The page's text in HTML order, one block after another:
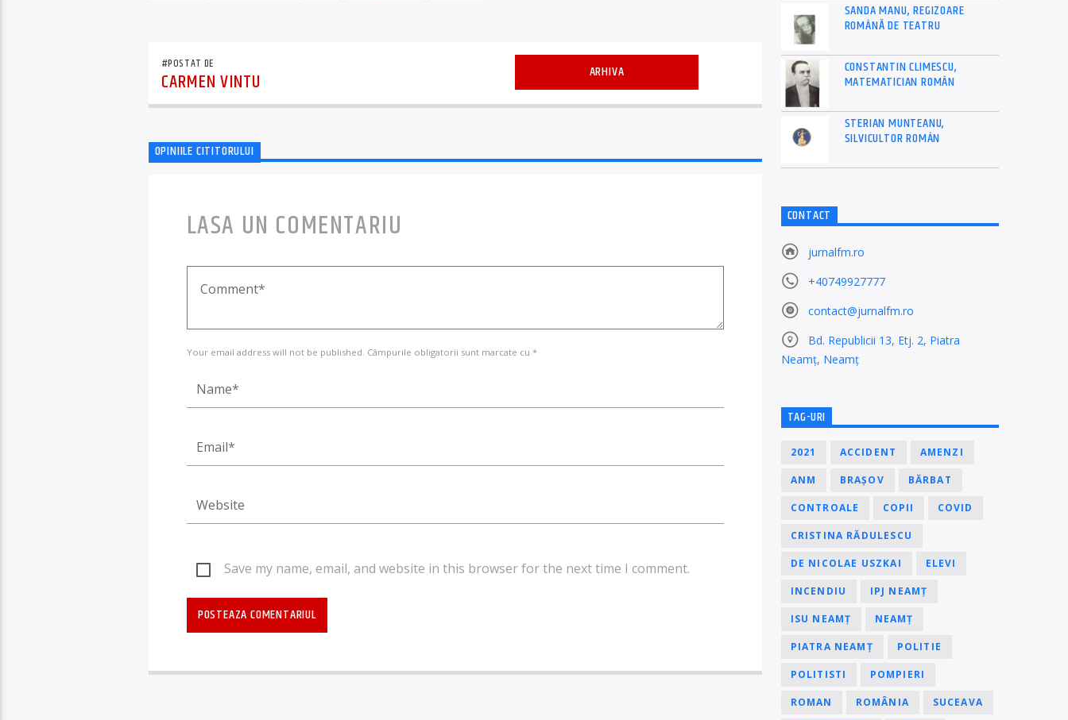
#POSTAT DE
CARMEN VINTU ARHIVA
OPINIILE CITITORULUI
LASA UN COMENTARIU
Your email address will not be published. Câmpurile obligatorii sunt marcate cu *
Save my name, email, and website in this browser for the next time I comment.
SANDA MANU, REGIZOARE
ROMÂNĂ DE TEATRU
CONSTANTIN CLIMESCU,
MATEMATICIAN ROMÂN
STERIAN MUNTEANU,
SILVICULTOR ROMÂN
CONTACT
jurnalfm.ro
+40749927777
contact@jurnalfm.ro
Bd. Republicii 13, Etj. 2, Piatra
Neamț, Neamț
TAG-URI
2021 ACCIDENT AMENZI
ANM BRAȘOV BĂRBAT
CONTROALE COPII COVID
CRISTINA RĂDULESCU
DE NICOLAE USZKAI ELEVI
INCENDIU IPJ NEAMȚ
ISU NEAMȚ NEAMȚ
PIATRA NEAMȚ POLITIE
POLITISTI POMPIERI
ROMAN ROMÂNIA SUCEAVA